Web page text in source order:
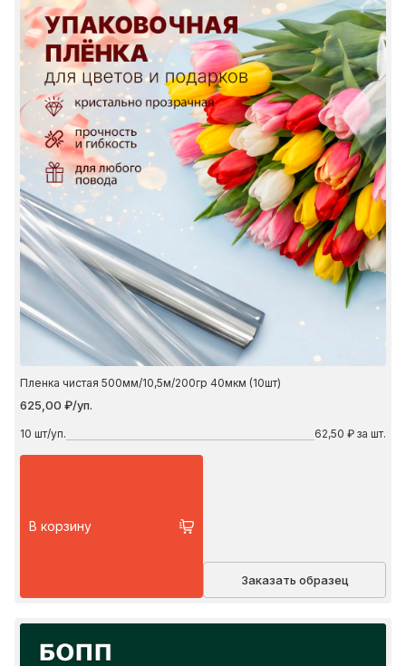
Пленка чистая 500мм/10,5м/200гр 40мкм (10шт)
625,00 ₽/уп.
10 шт/уп. 62,50 ₽ за шт.
В корзину
Заказать образец